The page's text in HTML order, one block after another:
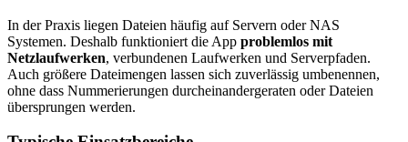
In der Praxis liegen Dateien häufig auf Servern oder NAS
Systemen. Deshalb funktioniert die App problemlos mit
Netzlaufwerken, verbundenen Laufwerken und Serverpfaden.
Auch größere Dateimengen lassen sich zuverlässig umbenennen,
ohne dass Nummerierungen durcheinandergeraten oder Dateien
übersprungen werden.